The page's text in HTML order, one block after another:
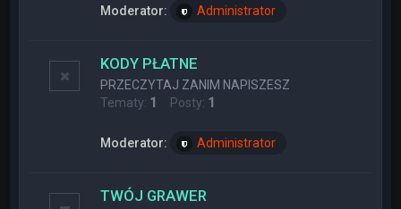
Moderator: Administrator
KODY PŁATNE
PRZECZYTAJ ZANIM NAPISZESZ
Tematy: 1 Posty: 1
Moderator: Administrator
TWÓJ GRAWER